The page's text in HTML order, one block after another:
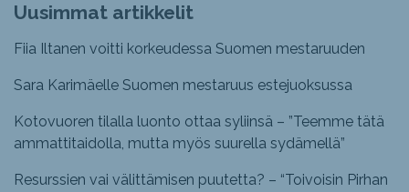
Uusimmat artikkelit
Fiia Iltanen voitti korkeudessa Suomen mestaruuden
Sara Karimäelle Suomen mestaruus estejuoksussa
Kotovuoren tilalla luonto ottaa syliinsä – ”Teemme tätä
ammattitaidolla, mutta myös suurella sydämellä”
Resurssien vai välittämisen puutetta? – “Toivoisin Pirhan